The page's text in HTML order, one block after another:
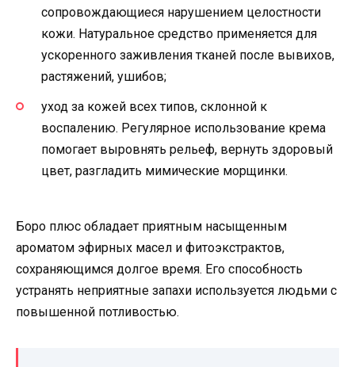
сопровождающиеся нарушением целостности
кожи. Натуральное средство применяется для
ускоренного заживления тканей после вывихов,
растяжений, ушибов;
уход за кожей всех типов, склонной к
воспалению. Регулярное использование крема
помогает выровнять рельеф, вернуть здоровый
цвет, разгладить мимические морщинки.
Боро плюс обладает приятным насыщенным
ароматом эфирных масел и фитоэкстрактов,
сохраняющимся долгое время. Его способность
устранять неприятные запахи используется людьми с
повышенной потливостью.